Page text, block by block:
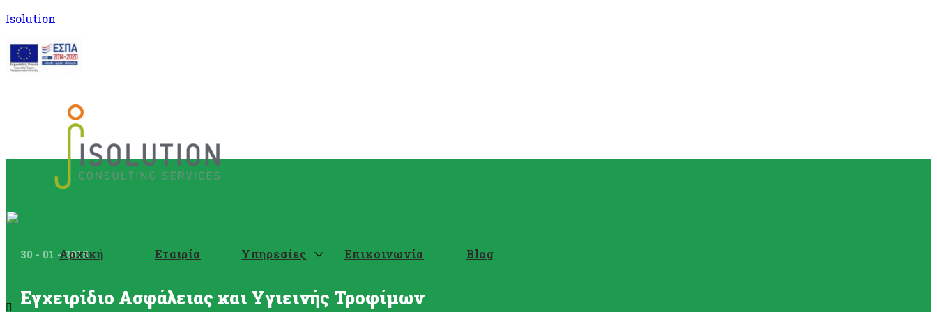
Isolution
Αρχική Εταιρία Υπηρεσίες Επικοινωνία Blog
30 - 01 - 2015
Εγχειρίδιο Ασφάλειας και Υγιεινής Τροφίμων